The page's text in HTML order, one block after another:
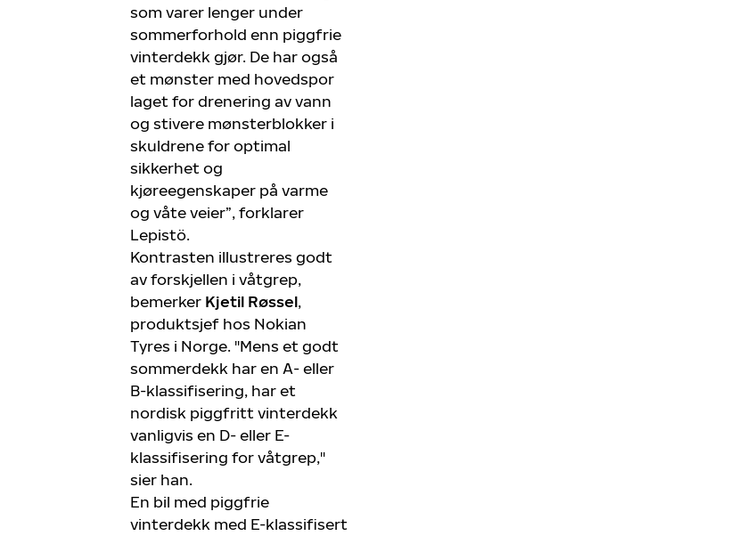
som varer lenger under
sommerforhold enn piggfrie
vinterdekk gjør. De har også
et mønster med hovedspor
laget for drenering av vann
og stivere mønsterblokker i
skuldrene for optimal
sikkerhet og
kjøreegenskaper på varme
og våte veier”, forklarer
Lepistö.
Kontrasten illustreres godt
av forskjellen i våtgrep,
bemerker Kjetil Røssel,
produktsjef hos Nokian
Tyres i Norge. "Mens et godt
sommerdekk har en A- eller
B-klassifisering, har et
nordisk piggfritt vinterdekk
vanligvis en D- eller E-
klassifisering for våtgrep,"
sier han.
En bil med piggfrie
vinterdekk med E-klassifisert